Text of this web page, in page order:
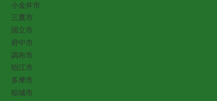
小金井市
三鷹市
国立市
府中市
調布市
狛江市
多摩市
稲城市